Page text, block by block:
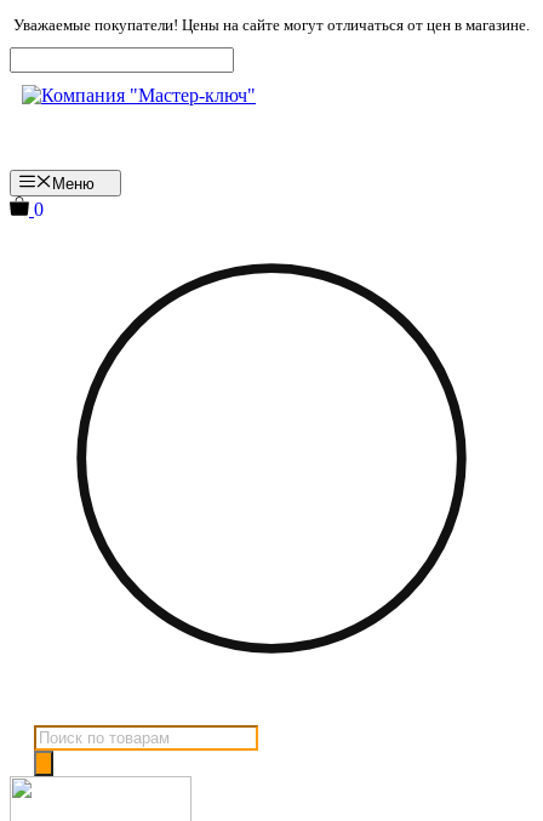
Перейти
к
содержимому
Уважаемые покупатели! Цены на сайте могут отличаться от цен в магазине.
Меню
0
Поиск
товаров